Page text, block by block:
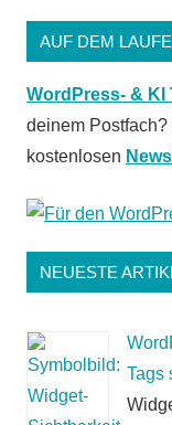
AUF DEM
WordPress- & KI
deinem
kostenlosen
NEUESTE
Tags